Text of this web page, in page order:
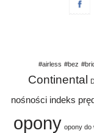
#airless #bez
Continental
nośności indeks
opony opony do